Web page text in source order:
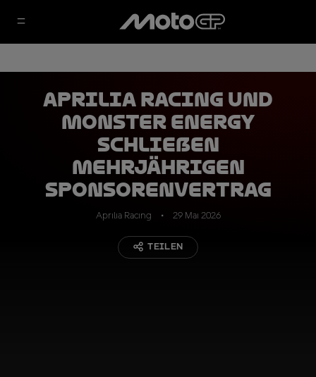
Aprilia Racing und
Monster Energy
schließen
mehrjährigen
Sponsorenvertrag
Aprilia Racing 29 Mai 2026
TEILEN